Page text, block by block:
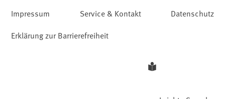
Impressum Service & Kontakt
Datenschutz
Erklärung zur Barrierefreiheit